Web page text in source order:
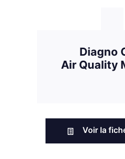
Diagno
Air Quality
Voir la